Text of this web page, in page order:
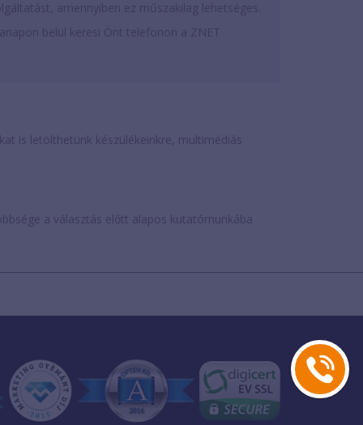
is letölthetünk készülékeinkre, multimédiás
a választás előtt alapos kutatómunkába